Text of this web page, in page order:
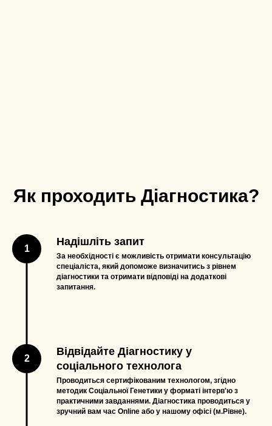
Як проходить Діагностика?
Надішліть запит
За необхідності є можливість отримати консультацію
спеціаліста, який допоможе визначитись з рівнем
діагностики та отримати відповіді на додаткові
запитання.
Відвідайте Діагностику у
соціального технолога
Проводиться сертифікованим технологом, згідно
методик Соціальної Генетики у форматі інтерв'ю з
практичними завданнями. Діагностика проводиться у
зручний вам час Online або у нашому офісі (м.Рівне).